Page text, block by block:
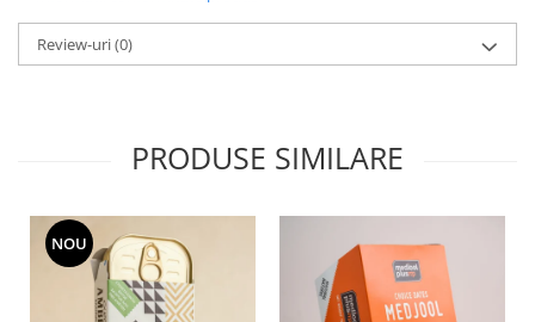
Review-uri(0)
PRODUSE SIMILARE
NOU